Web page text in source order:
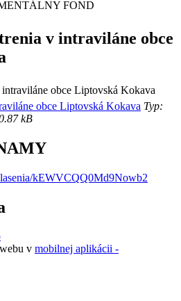
v intraviláne obce
obce Liptovská Kokava Typ:
kB
kEWVCQQ0Md9Nowb2
v mobilnej aplikácii -